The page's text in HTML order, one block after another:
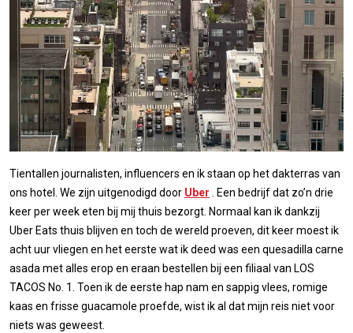
Tientallen journalisten, influencers en ik staan op het dakterras van
ons hotel. We zijn uitgenodigd door Uber . Een bedrijf dat zo’n drie
keer per week eten bij mij thuis bezorgt. Normaal kan ik dankzij
Uber Eats thuis blijven en toch de wereld proeven, dit keer moest ik
acht uur vliegen en het eerste wat ik deed was een quesadilla carne
asada met alles erop en eraan bestellen bij een filiaal van LOS
TACOS No. 1. Toen ik de eerste hap nam en sappig vlees, romige
kaas en frisse guacamole proefde, wist ik al dat mijn reis niet voor
niets was geweest.